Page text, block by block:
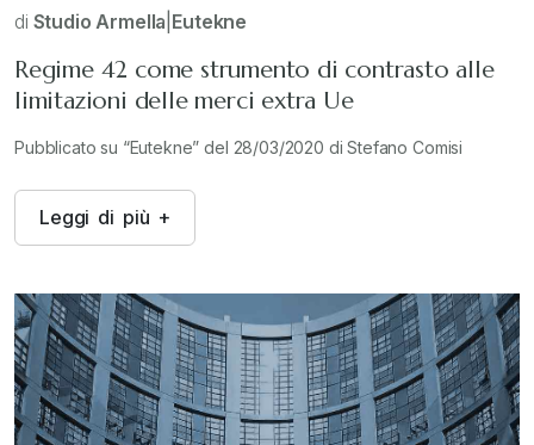
di Studio Armella Eutekne
Regime 42 come strumento di contrasto alle
limitazioni delle merci extra Ue
Pubblicato su “Eutekne” del 28/03/2020 di Stefano Comisi
Leggi di più +